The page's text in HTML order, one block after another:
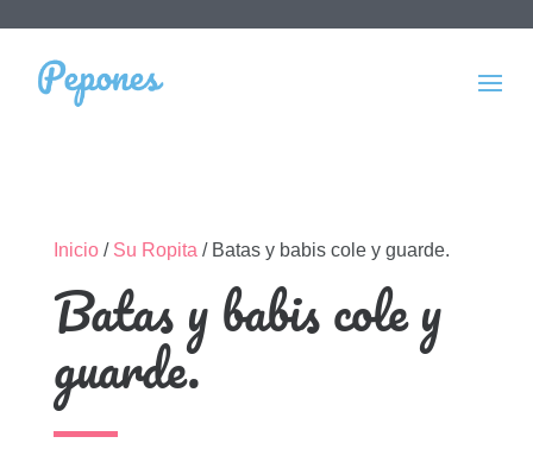
Inicio/ Su Ropita / Batas y babis cole y guarde.
Batas y babis cole y
guarde.